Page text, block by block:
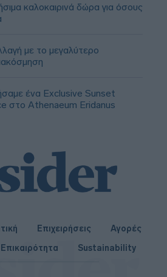
καλοκαιρινά δώρα για όσους
με το μεγαλύτερο
ένα Exclusive Sunset
στο Athenaeum Eridanus
Επιχειρήσεις
Αγορές
Επικαιρότητα Sustainability